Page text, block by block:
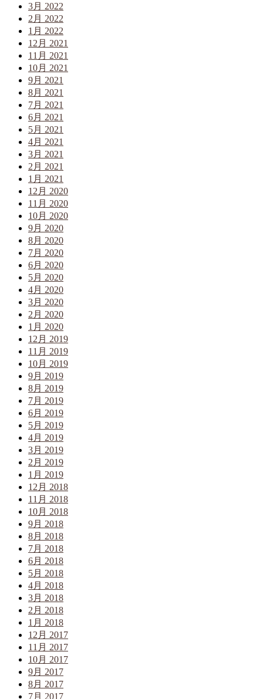
3月 2022
2月 2022
1月 2022
12月 2021
11月 2021
10月 2021
9月 2021
8月 2021
7月 2021
6月 2021
5月 2021
4月 2021
3月 2021
2月 2021
1月 2021
12月 2020
11月 2020
10月 2020
9月 2020
8月 2020
7月 2020
6月 2020
5月 2020
4月 2020
3月 2020
2月 2020
1月 2020
12月 2019
11月 2019
10月 2019
9月 2019
8月 2019
7月 2019
6月 2019
5月 2019
4月 2019
3月 2019
2月 2019
1月 2019
12月 2018
11月 2018
10月 2018
9月 2018
8月 2018
7月 2018
6月 2018
5月 2018
4月 2018
3月 2018
2月 2018
1月 2018
12月 2017
11月 2017
10月 2017
9月 2017
8月 2017
7月 2017